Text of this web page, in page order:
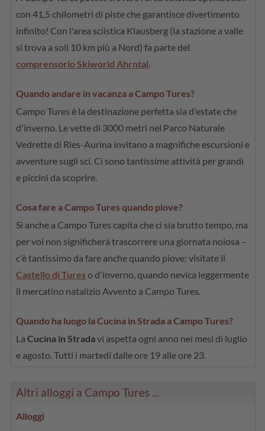
con 41,5 chilometri di piste che garantisce divertimento
infinito! Con l'area sciistica Klausberg (la stazione a valle
si trova a soli 10 km più a Nord) fa parte del
comprensorio Skiworld Ahrntal
Quando andare in vacanza a Campo Tures?
Campo Tures è la destinazione perfetta sia d'estate che
d'inverno. Le vette di 3000 metri nel Parco Naturale
Vedrette di Ries-Aurina invitano a magnifiche escursioni e
avventure sugli sci. Ci sono tantissime attività per grandi
e piccini da scoprire.
Cosa fare a Campo Tures quando piove?
Sì anche a Campo Tures capita che ci sia brutto tempo, ma
per voi non significherà trascorrere una giornata noiosa –
c'è tantissimo da fare anche quando piove: visitate il
Castello di Tureso d'inverno, quando nevica leggermente
il mercatino natalizio Avvento a Campo Tures.
Quando ha luogo la Cucina in Strada a Campo Tures?
LaCucina in Stradavi aspetta ogni anno nei mesi di luglio
e agosto. Tutti i martedí dalle ore 19 alle ore 23.
Altri alloggi a Campo Tures ...
Alloggi